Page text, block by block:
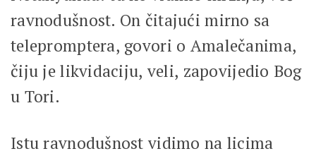
ravnodušnost. On čitajući mirno sa
telepromptera, govori o Amalečanima,
čiju je likvidaciju, veli, zapovijedio Bog
u Tori.
Istu ravnodušnost vidimo na licima